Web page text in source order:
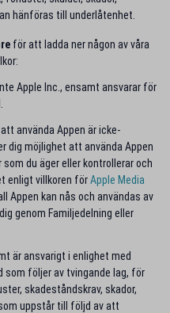
hänföras till underlåtenhet.
för att ladda ner någon av våra
Apple Inc., ensamt ansvarar för
använda Appen är icke-
dig möjlighet att använda Appen
du äger eller kontrollerar och
enligt villkoren förApple Media
Appen kan nås och användas av
genom Familjedelning eller
är ansvarigt i enlighet med
som följer av tvingande lag, för
skadeståndskrav, skador,
uppstår till följd av att